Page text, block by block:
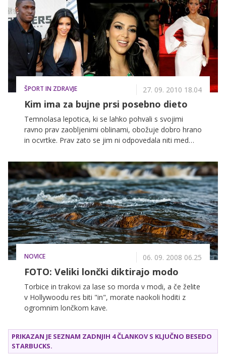
ŠPORT IN ZDRAVJE 27. 09. 2010 18.04
Kim ima za bujne prsi posebno dieto
Temnolasa lepotica, ki se lahko pohvali s svojimi
ravno prav zaobljenimi oblinami, obožuje dobro hrano
in ocvrtke. Prav zato se jim ni odpovedala niti med
znebiti maščobnih blazinic.
NOVICE 06. 09. 2008 06.25
FOTO: Veliki lončki diktirajo modo
Torbice in trakovi za lase so morda v modi, a če želite
v Hollywoodu res biti "in", morate naokoli hoditi z
ogromnim lončkom kave.
PRIKAZAN JE SEZNAM ZADNJIH 4 ČLANKOV S KLJUČNO BESEDO
STARBUCKS.